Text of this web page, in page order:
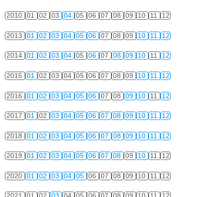
2010 01 02 03 04 05 06 07 08 09 10 11 12
2013 01 02 03 04 05 06 07 08 09 10 11 12
2014 01 02 03 04 05 06 07 08 09 10 11 12
2015 01 02 03 04 05 06 07 08 09 10 11 12
2016 01 02 03 04 05 06 07 08 09 10 11 12
2017 01 02 03 04 05 06 07 08 09 10 11 12
2018 01 02 03 04 05 06 07 08 09 10 11 12
2019 01 02 03 04 05 06 07 08 09 10 11 12
2020 01 02 03 04 05 06 07 08 09 10 11 12